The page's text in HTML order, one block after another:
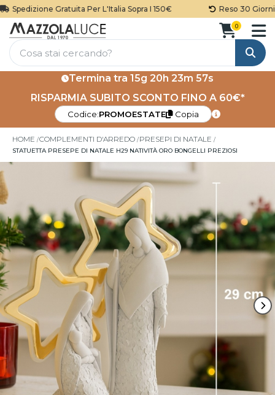
Spedizione Gratuita Per L'Italia Sopra I 150€ Reso 30 Giorni
Cerca
0
Termina tra 15g 20h 23m 57s
RISPARMIA SUBITO SCONTO FINO A 60€*
Codice:PROMOESTATE Copia
HOME COMPLEMENTI D'ARREDO PRESEPI DI NATALE
STATUETTA PRESEPE DI NATALE H29 NATIVITÀ ORO BONGELLI PREZIOSI